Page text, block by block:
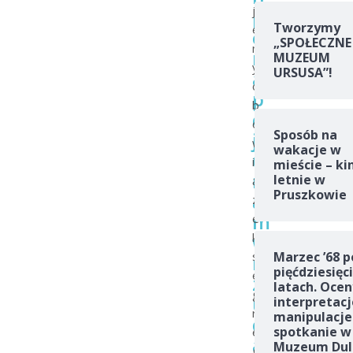
p
o
n
a
p
o
j
u
m
a
m
w
r
z
u
c
a
j
e
m
y
o
b
o
w
i
ą
z
e
k
s
e
g
r
e
Tworzymy
„SPOŁECZNE
MUZEUM
URSUSA”!
Sposób na
wakacje w
mieście –
letnie w
Pruszkowie
Marzec ’68
latach.
spotkanie w
Muzeum